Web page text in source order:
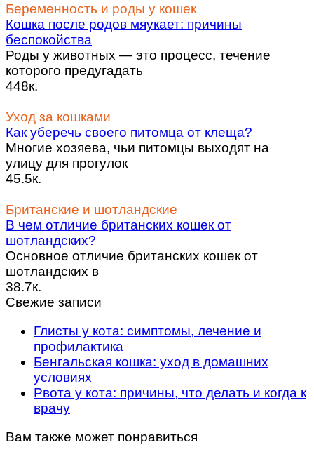
Беременность и роды у кошек
Кошка после родов мяукает: причины
беспокойства
Роды у животных — это процесс, течение
которого предугадать
448к.
Уход за кошками
Как уберечь своего питомца от клеща?
Многие хозяева, чьи питомцы выходят на
улицу для прогулок
45.5к.
Британские и шотландские
В чем отличие британских кошек от
шотландских?
Основное отличие британских кошек от
шотландских в
38.7к.
Свежие записи
Глисты у кота: симптомы, лечение и
профилактика
Бенгальская кошка: уход в домашних
условиях
Рвота у кота: причины, что делать и когда к
врачу
Вам также может понравиться